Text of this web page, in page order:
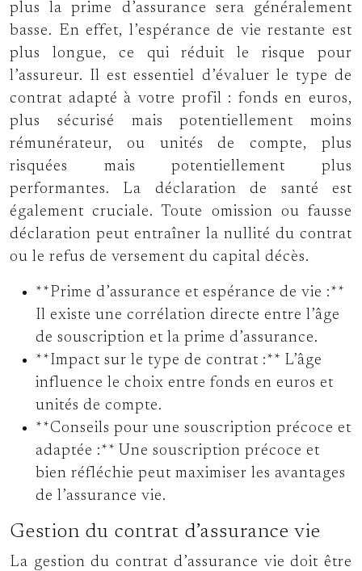
plus la prime d’assurance sera généralement
basse. En effet, l’espérance de vie restante est
plus longue, ce qui réduit le risque pour
l’assureur. Il est essentiel d’évaluer le type de
contrat adapté à votre profil : fonds en euros,
plus sécurisé mais potentiellement moins
rémunérateur, ou unités de compte, plus
risquées mais potentiellement plus
performantes. La déclaration de santé est
également cruciale. Toute omission ou fausse
déclaration peut entraîner la nullité du contrat
ou le refus de versement du capital décès.
**Prime d’assurance et espérance de vie :**
Il existe une corrélation directe entre l’âge
de souscription et la prime d’assurance.
**Impact sur le type de contrat :** L’âge
influence le choix entre fonds en euros et
unités de compte.
**Conseils pour une souscription précoce et
adaptée :** Une souscription précoce et
bien réfléchie peut maximiser les avantages
de l’assurance vie.
Gestion du contrat d’assurance vie
La gestion du contrat d’assurance vie doit être